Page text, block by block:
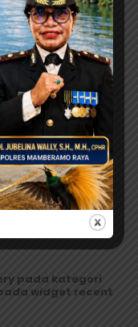
Papua
bagi
ke Papua,
Amerika
Uncen
pada kategori
widget recent